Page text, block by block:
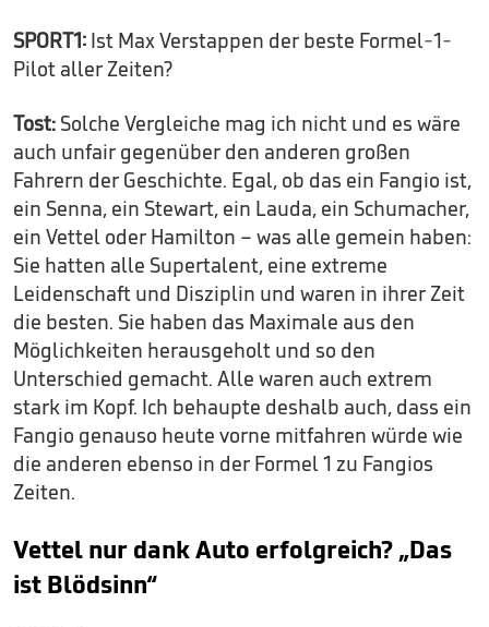
SPORT1: Ist Max Verstappen der beste Formel-1-
Pilot aller Zeiten?
Tost: Solche Vergleiche mag ich nicht und es wäre
auch unfair gegenüber den anderen großen
Fahrern der Geschichte. Egal, ob das ein Fangio ist,
ein Senna, ein Stewart, ein Lauda, ein Schumacher,
ein Vettel oder Hamilton – was alle gemein haben:
Sie hatten alle Supertalent, eine extreme
Leidenschaft und Disziplin und waren in ihrer Zeit
die besten. Sie haben das Maximale aus den
Möglichkeiten herausgeholt und so den
Unterschied gemacht. Alle waren auch extrem
stark im Kopf. Ich behaupte deshalb auch, dass ein
Fangio genauso heute vorne mitfahren würde wie
die anderen ebenso in der Formel 1 zu Fangios
Zeiten.
Vettel nur dank Auto erfolgreich? „Das
ist Blödsinn“